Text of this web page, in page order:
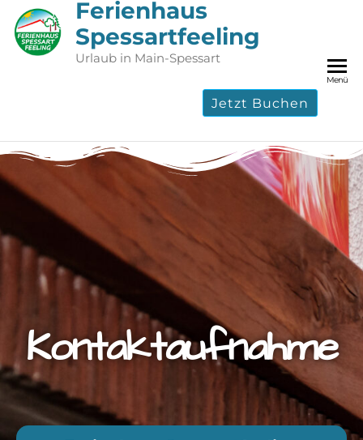
Ferienhaus
Spessartfeeling
Urlaub in Main-Spessart
Jetzt Buchen
Menü
Kontaktaufnahme